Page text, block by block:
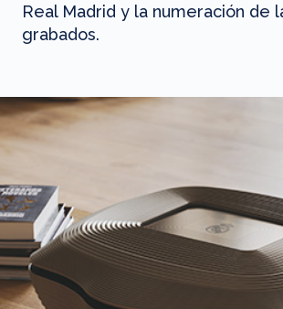
Real Madrid y la numeración de
grabados.